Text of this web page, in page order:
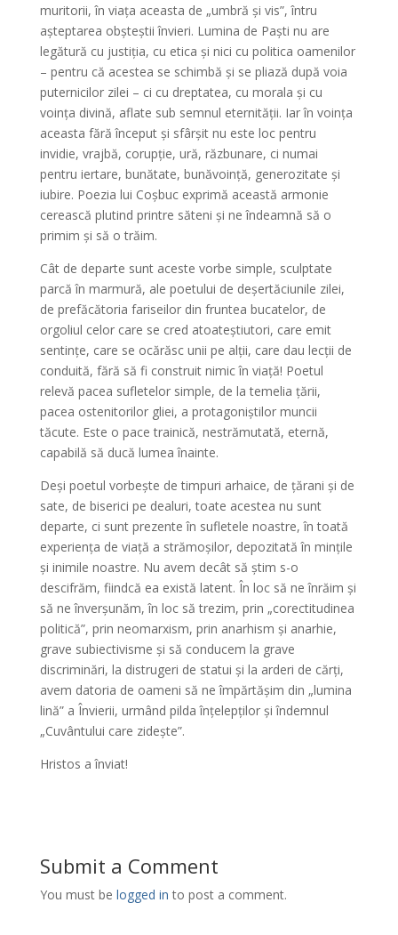
muritorii, în viața aceasta de „umbră și vis”, întru
așteptarea obșteștii învieri. Lumina de Paști nu are
legătură cu justiția, cu etica și nici cu politica oamenilor
– pentru că acestea se schimbă și se pliază după voia
puternicilor zilei – ci cu dreptatea, cu morala și cu
voința divină, aflate sub semnul eternității. Iar în voința
aceasta fără început și sfârșit nu este loc pentru
invidie, vrajbă, corupție, ură, răzbunare, ci numai
pentru iertare, bunătate, bunăvoință, generozitate și
iubire. Poezia lui Coșbuc exprimă această armonie
cerească plutind printre săteni și ne îndeamnă să o
primim și să o trăim.
Cât de departe sunt aceste vorbe simple, sculptate
parcă în marmură, ale poetului de deșertăciunile zilei,
de prefăcătoria fariseilor din fruntea bucatelor, de
orgoliul celor care se cred atoateștiutori, care emit
sentințe, care se ocărăsc unii pe alții, care dau lecții de
conduită, fără să fi construit nimic în viață! Poetul
relevă pacea sufletelor simple, de la temelia țării,
pacea ostenitorilor gliei, a protagoniștilor muncii
tăcute. Este o pace trainică, nestrămutată, eternă,
capabilă să ducă lumea înainte.
Deși poetul vorbește de timpuri arhaice, de țărani și de
sate, de biserici pe dealuri, toate acestea nu sunt
departe, ci sunt prezente în sufletele noastre, în toată
experiența de viață a strămoșilor, depozitată în mințile
și inimile noastre. Nu avem decât să știm s-o
descifrăm, fiindcă ea există latent. În loc să ne înrăim și
să ne înverșunăm, în loc să trezim, prin „corectitudinea
politică”, prin neomarxism, prin anarhism și anarhie,
grave subiectivisme și să conducem la grave
discriminări, la distrugeri de statui și la arderi de cărți,
avem datoria de oameni să ne împărtășim din „lumina
lină” a Învierii, urmând pilda înțelepților și îndemnul
„Cuvântului care zidește”.
Hristos a înviat!
Submit a Comment
You must be logged in to post a comment.